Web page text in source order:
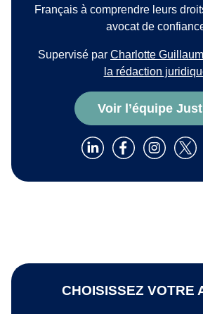
Français à comprendre leurs
avocat de
Supervisé par Charlotte
la rédaction
Voir l’équipe
CHOISISSEZ VOTRE